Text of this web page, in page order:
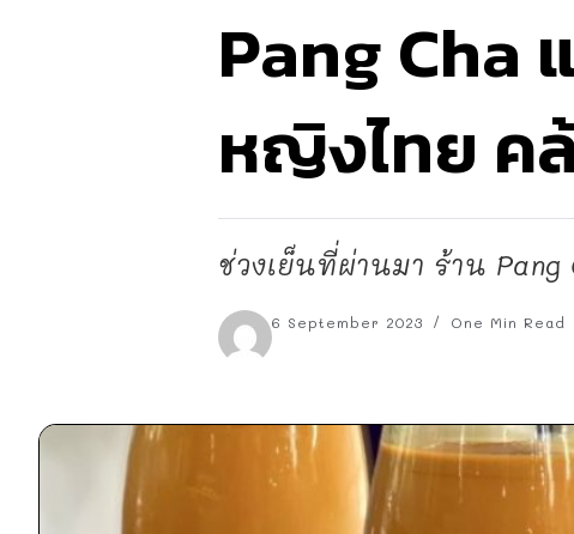
Pang Cha
หญิงไทย ค
ช่วงเย็นที่ผ่านมา ร้าน
6 September 2023 One Min Read